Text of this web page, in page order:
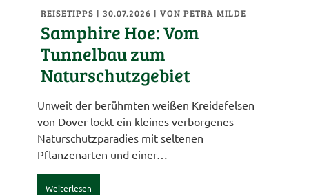
REISETIPPS | 30.07.2026 |VON PETRA MILDE
Samphire Hoe: Vom
Tunnelbau zum
Naturschutzgebiet
Unweit der berühmten weißen Kreidefelsen
von Dover lockt ein kleines verborgenes
Naturschutzparadies mit seltenen
Pflanzenarten und einer…
Weiterlesen